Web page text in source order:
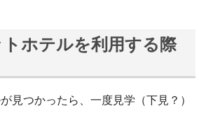
ホテルを利用する際
見つかったら、一度見学（下見？）